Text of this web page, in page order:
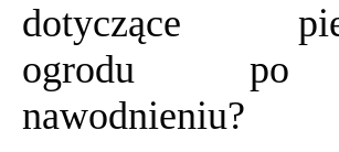
dotyczące
ogrodu po
nawodnieniu?